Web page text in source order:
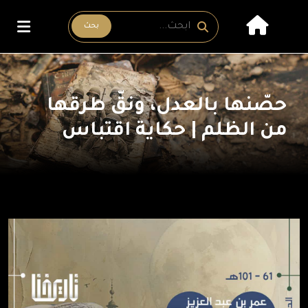
بحث
حصّنها بالعدل، ونقّ طرقها
من الظلم | حكاية اقتباس